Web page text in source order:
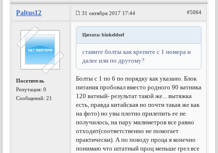
Paltus12 31 октября 2017 17:44 #5064
Посетитель
Репутация:0
Сообщений: 21
Цитата: binkeldorf
ставите болты как крепите с 1 номера и
далее или по другому?
Болты c 1 по 6 по порядку как указано. Блок
питания пробовал вместо родного 90 ватника
120 ватный- результат такой же... вытяжка
есть, правда китайская но почти такая же как
на фото) но увы плотно прилепить ее не
получилось, на пару милиметров все равно
отходит(соответственно не помогает
практически). А по поводу проца я конечно
понимаю что штатный проц меньше грел все